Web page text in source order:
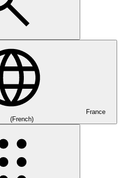
France
(French)